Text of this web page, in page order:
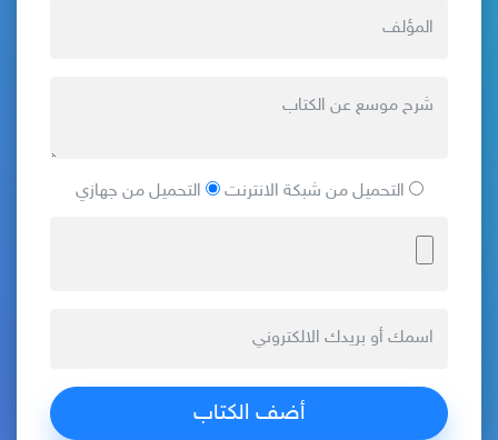
التحميل من شبكة الانترنت التحميل من جهازي